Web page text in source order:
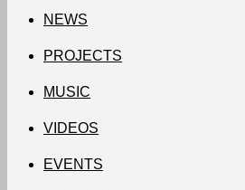
NEWS
PROJECTS
MUSIC
VIDEOS
EVENTS